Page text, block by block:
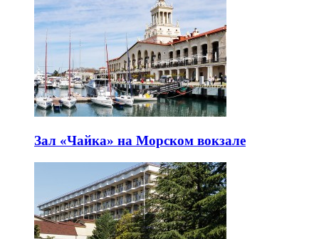
Зал «Чайка» на Морском вокзале